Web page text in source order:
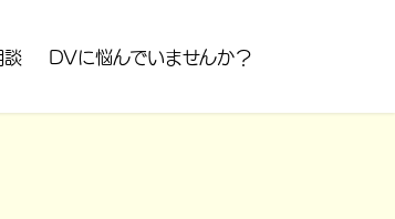
談 DVに悩んでいませんか？